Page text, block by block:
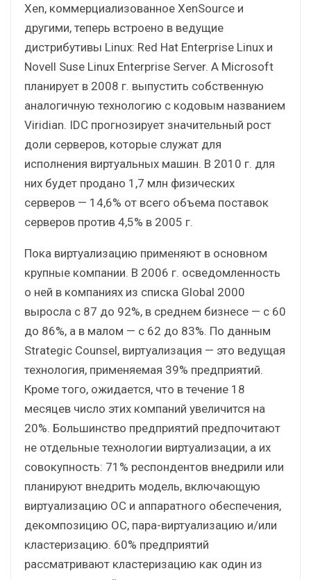
Xen, коммерциализованное XenSource и
другими, теперь встроено в ведущие
дистрибутивы Linux: Red Hat Enterprise Linux и
Novell Suse Linux Enterprise Server. А Microsoft
планирует в 2008 г. выпустить собственную
аналогичную технологию с кодовым названием
Viridian. IDC прогнозирует значительный рост
доли серверов, которые служат для
исполнения виртуальных машин. В 2010 г. для
них будет продано 1,7 млн физических
серверов — 14,6% от всего объема поставок
серверов против 4,5% в 2005 г.
Пока виртуализацию применяют в основном
крупные компании. В 2006 г. осведомленность
о ней в компаниях из списка Global 2000
выросла с 87 до 92%, в среднем бизнесе — с 60
до 86%, а в малом — с 62 до 83%. По данным
Strategic Counsel, виртуализация — это ведущая
технология, применяемая 39% предприятий.
Кроме того, ожидается, что в течение 18
месяцев число этих компаний увеличится на
20%. Большинство предприятий предпочитают
не отдельные технологии виртуализации, а их
совокупность: 71% респондентов внедрили или
планируют внедрить модель, включающую
виртуализацию ОС и аппаратного обеспечения,
декомпозицию ОС, пара-виртуализацию и/или
кластеризацию. 60% предприятий
рассматривают кластеризацию как один из